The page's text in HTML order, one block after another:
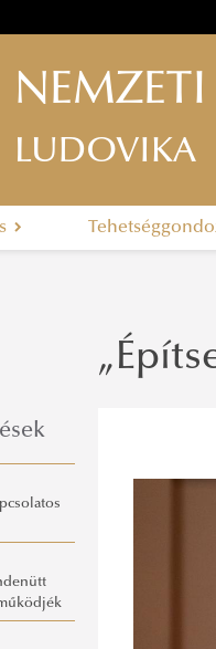
LUDOVIKA